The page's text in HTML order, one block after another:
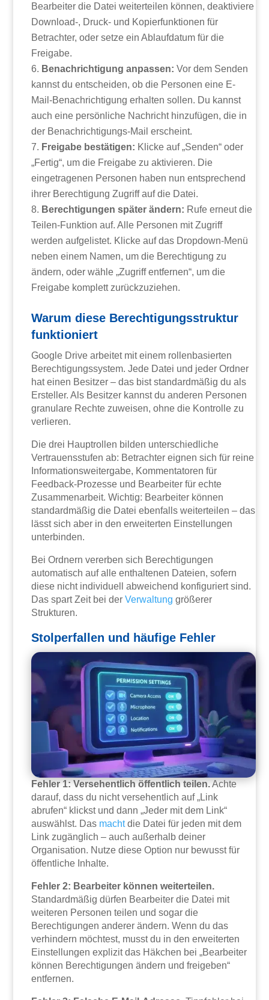
Bearbeiter die Datei weiterteilen können, deaktiviere
Download-, Druck- und Kopierfunktionen für
Betrachter, oder setze ein Ablaufdatum für die
Freigabe.
Benachrichtigung anpassen: Vor dem Senden
kannst du entscheiden, ob die Personen eine E-
Mail-Benachrichtigung erhalten sollen. Du kannst
auch eine persönliche Nachricht hinzufügen, die in
der Benachrichtigungs-Mail erscheint.
Freigabe bestätigen: Klicke auf „Senden“ oder
„Fertig“, um die Freigabe zu aktivieren. Die
eingetragenen Personen haben nun entsprechend
ihrer Berechtigung Zugriff auf die Datei.
Berechtigungen später ändern: Rufe erneut die
Teilen-Funktion auf. Alle Personen mit Zugriff
werden aufgelistet. Klicke auf das Dropdown-Menü
neben einem Namen, um die Berechtigung zu
ändern, oder wähle „Zugriff entfernen“, um die
Freigabe komplett zurückzuziehen.
Warum diese Berechtigungsstruktur
funktioniert
Google Drive arbeitet mit einem rollenbasierten
Berechtigungssystem. Jede Datei und jeder Ordner
hat einen Besitzer – das bist standardmäßig du als
Ersteller. Als Besitzer kannst du anderen Personen
granulare Rechte zuweisen, ohne die Kontrolle zu
verlieren.
Die drei Hauptrollen bilden unterschiedliche
Vertrauensstufen ab: Betrachter eignen sich für reine
Informationsweitergabe, Kommentatoren für
Feedback-Prozesse und Bearbeiter für echte
Zusammenarbeit. Wichtig: Bearbeiter können
standardmäßig die Datei ebenfalls weiterteilen – das
lässt sich aber in den erweiterten Einstellungen
unterbinden.
Bei Ordnern vererben sich Berechtigungen
automatisch auf alle enthaltenen Dateien, sofern
diese nicht individuell abweichend konfiguriert sind.
Das spart Zeit bei derVerwaltung größerer
Strukturen.
Stolperfallen und häufige Fehler
Fehler 1: Versehentlich öffentlich teilen.Achte
darauf, dass du nicht versehentlich auf „Link
abrufen“ klickst und dann „Jeder mit dem Link“
auswählst. Das machtdie Datei für jeden mit dem
Link zugänglich – auch außerhalb deiner
Organisation. Nutze diese Option nur bewusst für
öffentliche Inhalte.
Fehler 2: Bearbeiter können weiterteilen.
Standardmäßig dürfen Bearbeiter die Datei mit
weiteren Personen teilen und sogar die
Berechtigungen anderer ändern. Wenn du das
verhindern möchtest, musst du in den erweiterten
Einstellungen explizit das Häkchen bei „Bearbeiter
können Berechtigungen ändern und freigeben“
entfernen.